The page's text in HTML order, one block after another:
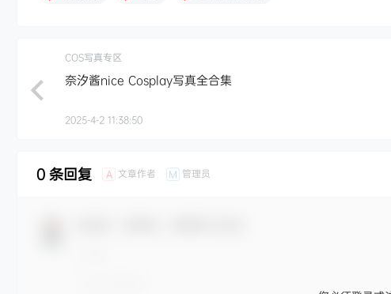
COS写真专区
奈汐酱nice Cosplay写真全合集
2025-4-2 11:38:50
0 条回复 A 文章作者 M 管理员